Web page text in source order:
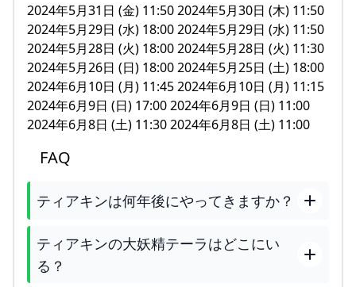
2024年5月31日 (金) 11:50 2024年5月30日 (木) 11:50
2024年5月29日 (水) 18:00 2024年5月29日 (水) 11:50
2024年5月28日 (火) 18:00 2024年5月28日 (火) 11:30
2024年5月26日 (日) 18:00 2024年5月25日 (土) 18:00
2024年6月10日 (月) 11:45 2024年6月10日 (月) 11:15
2024年6月9日 (日) 17:00 2024年6月9日 (日) 11:00
2024年6月8日 (土) 11:30 2024年6月8日 (土) 11:00
FAQ
ティアキンは何年後にやってきますか？
ティアキンの大妖精テーラはどこにい
る？